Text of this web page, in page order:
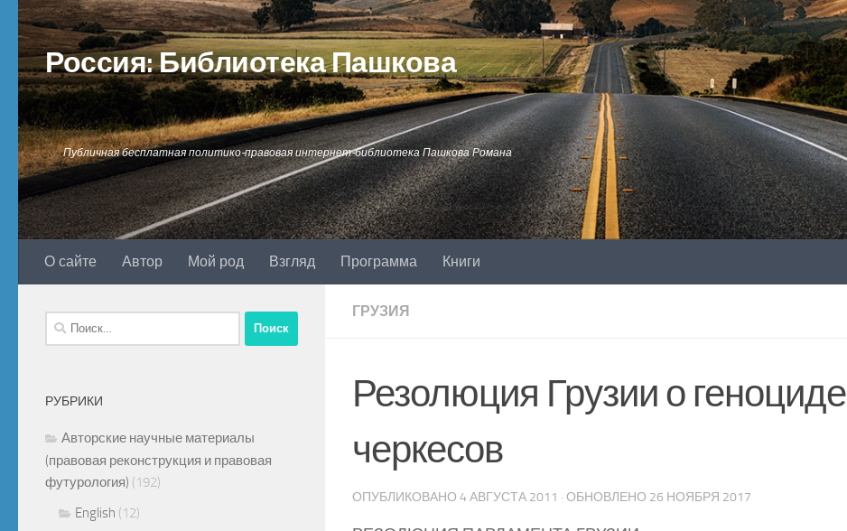
Перейти к содержимому
Россия: Библиотека Пашкова
Публичная бесплатная политико-правовая интернет-библиотека Пашкова Романа
О сайте Автор Мой род Взгляд Программа Книги
ГРУЗИЯ
Резолюция Грузии о геноциде
черкесов
ОПУБЛИКОВАНО 4 АВГУСТА 2011 · ОБНОВЛЕНО 26 НОЯБРЯ 2017
Найти:
РУБРИКИ
Авторские научные материалы
(правовая реконструкция и правовая
футурология) (192)
English (12)